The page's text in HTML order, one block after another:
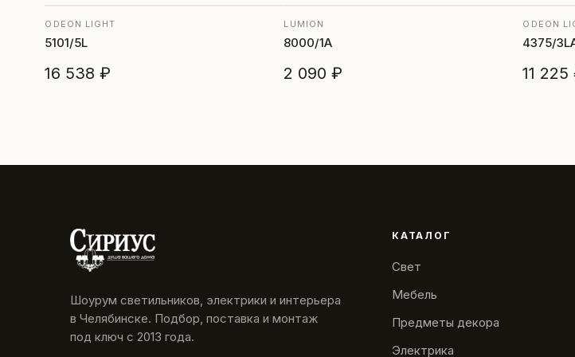
ODEON LIGHT
5101/5L
16 538 ₽
LUMION
8000/1A
2 090 ₽
ODEON
4375/
11 225
Шоурум светильников, электрики и интерьера
в Челябинске. Подбор, поставка и монтаж
под ключ с 2013 года.
КАТАЛОГ
Свет
Мебель
Предметы декора
Электрика